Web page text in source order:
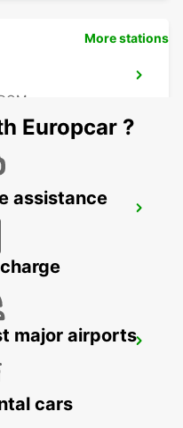
More stations
Europcar ?
assistance
major airports
cars